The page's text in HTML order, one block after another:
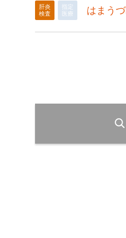
肝炎
検査
指定
医療
はまう